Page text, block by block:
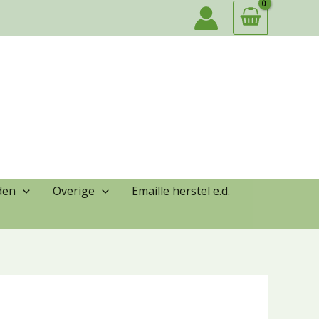
Overige
Emaille herstel e.d.